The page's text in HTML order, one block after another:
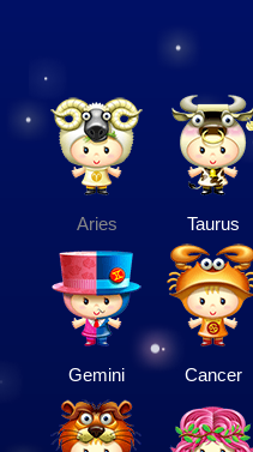
Aries Taurus
Gemini Cancer